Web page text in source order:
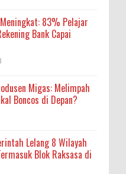
83% Pelajar
Bank Capai
Migas: Melimpah
Boncos di Depan?
Lelang 8 Wilayah
Blok Raksasa di